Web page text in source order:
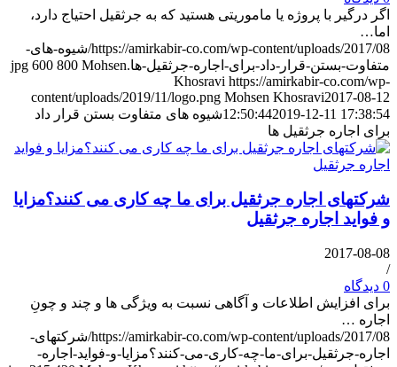
اگر درگیر با پروژه یا ماموریتی هستید که به جرثقیل احتیاج دارد،
اما…
https://amirkabir-co.com/wp-content/uploads/2017/08/شیوه-های-
متفاوت-بستن-قرار-داد-برای-اجاره-جرثقیل-ها.jpg
600 800 Mohsen
Khosravi https://amirkabir-co.com/wp-
content/uploads/2019/11/logo.png Mohsen Khosravi2017-08-12
12:50:442019-12-11 17:38:54
شیوه های متفاوت بستن قرار داد
برای اجاره جرثقیل ها
شرکتهای اجاره جرثقیل برای ما چه کاری می کنند؟مزایا
و فواید اجاره جرثقیل
2017-08-08
/
0 دیدگاه
برای افزایش اطلاعات و آگاهی نسبت به ویژگی ها و چند و چونِ
اجاره …
https://amirkabir-co.com/wp-content/uploads/2017/08/شرکتهای-
اجاره-جرثقیل-برای-ما-چه-کاری-می-کنند؟مزایا-و-فواید-اجاره-